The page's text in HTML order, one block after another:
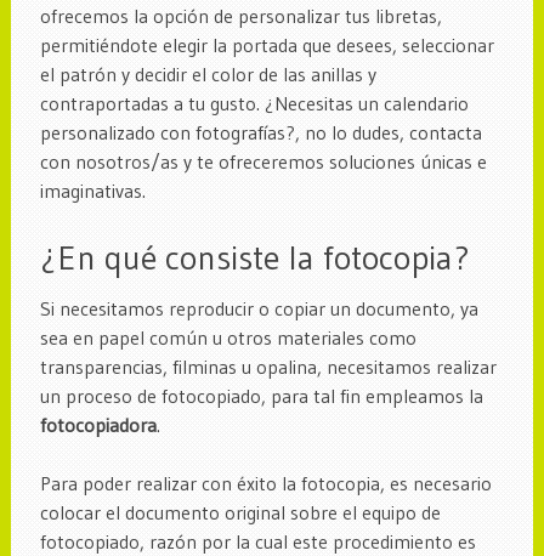
ofrecemos la opción de personalizar tus libretas,
permitiéndote elegir la portada que desees, seleccionar
el patrón y decidir el color de las anillas y
contraportadas a tu gusto. ¿Necesitas un calendario
personalizado con fotografías?, no lo dudes, contacta
con nosotros/as y te ofreceremos soluciones únicas e
imaginativas.
¿En qué consiste la fotocopia?
Si necesitamos reproducir o copiar un documento, ya
sea en papel común u otros materiales como
transparencias, filminas u opalina, necesitamos realizar
un proceso de fotocopiado, para tal fin empleamos la
fotocopiadora.
Para poder realizar con éxito la fotocopia, es necesario
colocar el documento original sobre el equipo de
fotocopiado, razón por la cual este procedimiento es